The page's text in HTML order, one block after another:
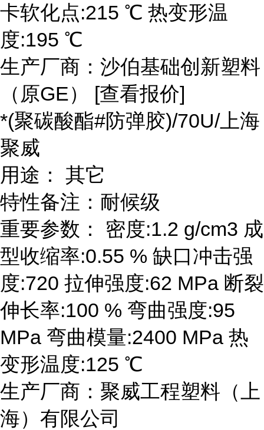
卡软化点:215 ℃ 热变形温
度:195 ℃
生产厂商：沙伯基础创新塑料
（原GE） [查看报价]
*(聚碳酸酯#防弹胶)/70U/上海
聚威
用途： 其它
特性备注：耐候级
重要参数： 密度:1.2 g/cm3 成
型收缩率:0.55 % 缺口冲击强
度:720 拉伸强度:62 MPa 断裂
伸长率:100 % 弯曲强度:95
MPa 弯曲模量:2400 MPa 热
变形温度:125 ℃
生产厂商：聚威工程塑料（上
海）有限公司